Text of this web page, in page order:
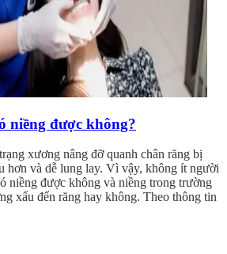
niềng được không?
xương nâng đỡ quanh chân răng bị
hơn và dễ lung lay. Vì vậy, không ít người
niềng được không và niềng trong trường
xấu đến răng hay không. Theo thông tin